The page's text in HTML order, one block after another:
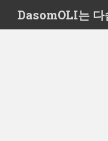
i
DasomOLI는 다